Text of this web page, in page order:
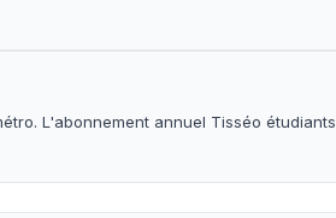
L'abonnement annuel Tisséo étudiants